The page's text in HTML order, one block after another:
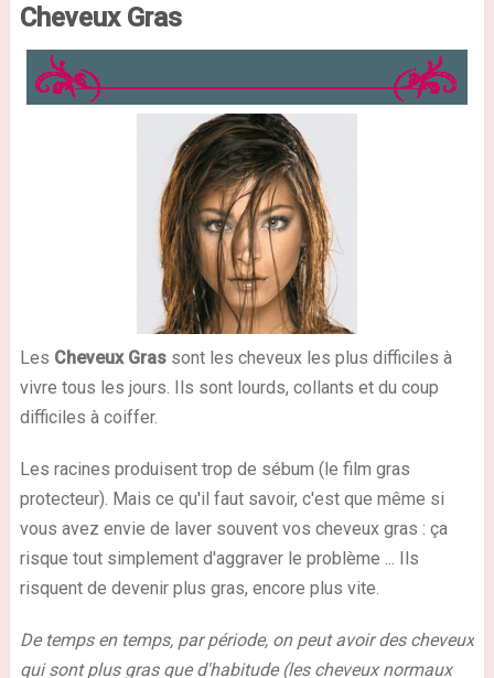
Cheveux Gras
Les Cheveux Grassont les cheveux les plus difficiles à
vivre tous les jours. Ils sont lourds, collants et du coup
difficiles à coiffer.
Les racines produisent trop de sébum (le film gras
protecteur). Mais ce qu'il faut savoir, c'est que même si
vous avez envie de laver souvent vos cheveux gras : ça
risque tout simplement d'aggraver le problème ... Ils
risquent de devenir plus gras, encore plus vite.
De temps en temps, par période, on peut avoir des cheveux
qui sont plus gras que d'habitude (les cheveux normaux